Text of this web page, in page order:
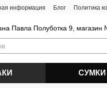
информация Блог Политика
Павла Полуботка 9,
СУМКИ